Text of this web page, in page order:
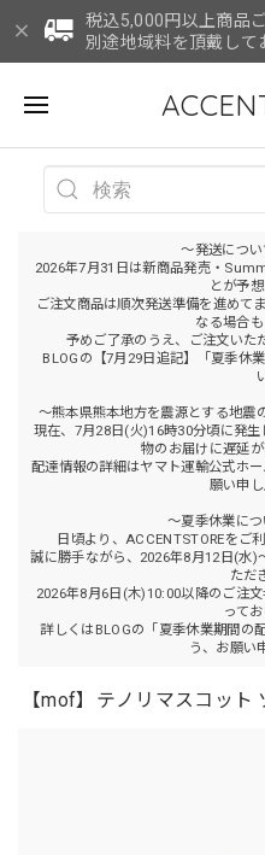
税込5,000円以上商品
別途地域料を頂戴して
～発送につ
2026年7月31日は新商品発売・
とが予想
ご注文商品は順次発送準備を進めて
なる場合も
予めご了承のうえ、ご注文いた
BLOGの【7月29日追記】「夏季休
～熊本県熊本地方を震源とする地震
現在、7月28日(火)16時30分頃に発
物のお届けに遅延が
配達情報の詳細はヤマト運輸公式ホ
願い申し
～夏季休業に
日頃より、ACCENTSTOREをご
誠に勝手ながら、2026年8月12日(水)
ただ
2026年8月6日(木)10:00以降のご注
ってお
詳しくはBLOGの「夏季休業期間の
う、お願い
【mof】テノリマスコッ